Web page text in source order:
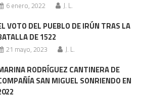
6 enero, 2022 J. L.
VOTO DEL PUEBLO DE IRÚN TRAS LA
DE 1522
21 mayo, 2023 J. L.
RODRÍGUEZ CANTINERA DE
SAN MIGUEL SONRIENDO EN